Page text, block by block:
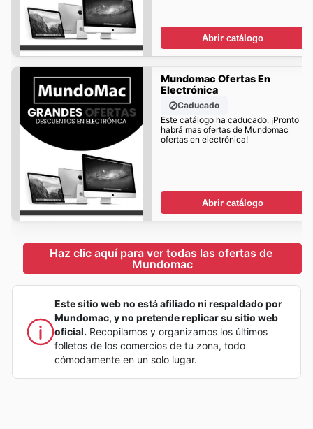
Abrir catálogo
Mundomac Ofertas En
Electrónica
Caducado
Este catálogo ha caducado. ¡Pronto
habrá mas ofertas de Mundomac
ofertas en electrónica!
Abrir catálogo
Haz clic aquí para ver todas las ofertas de
Mundomac
Este sitio web no está afiliado ni respaldado por
Mundomac, y no pretende replicar su sitio web
oficial. Recopilamos y organizamos los últimos
folletos de los comercios de tu zona, todo
cómodamente en un solo lugar.